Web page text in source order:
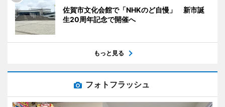
佐賀市文化会館で「NHKのど自慢」 新市誕
生20周年記念で開催へ
もっと見る
フォトフラッシュ